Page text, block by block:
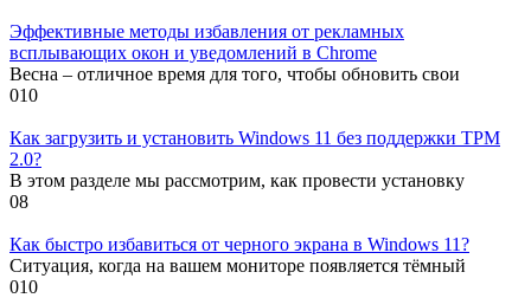
Эффективные методы избавления от рекламных
всплывающих окон и уведомлений в Chrome
Весна – отличное время для того, чтобы обновить свои
010
Как загрузить и установить Windows 11 без поддержки TPM
2.0?
В этом разделе мы рассмотрим, как провести установку
08
Как быстро избавиться от черного экрана в Windows 11?
Ситуация, когда на вашем мониторе появляется тёмный
010